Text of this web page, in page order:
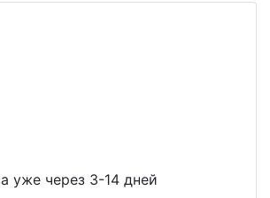
уже через 3-14 дней